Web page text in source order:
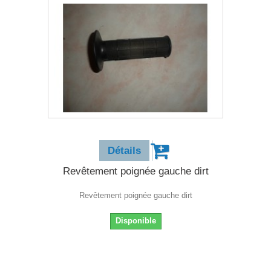
Détails
Revêtement poignée gauche dirt
Revêtement poignée gauche dirt
Disponible